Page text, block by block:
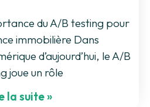
du A/B testing pour
immobilière Dans
d’aujourd’hui, le A/B
joue un rôle
la suite »